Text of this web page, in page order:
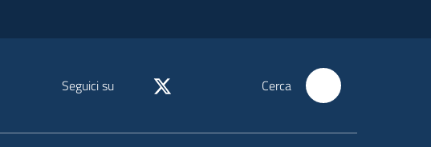
Seguici su Cerca